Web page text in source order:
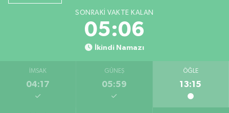
SONRAKI VAKTE KALAN
05:05
İkindi Namazı
İMSAK
04:17
GÜNEŞ
05:59
ÖĞLE
13:15